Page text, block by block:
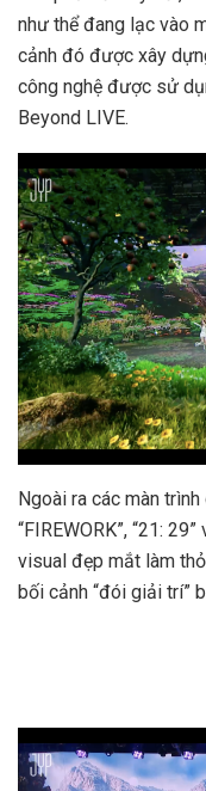
như thể đang lạc vào
cảnh đó được xây
công nghệ được sử
Beyond LIVE.
Ngoài ra các màn trình
“FIREWORK”, “21:
visual đẹp mắt làm
bối cảnh “đói giải trí”